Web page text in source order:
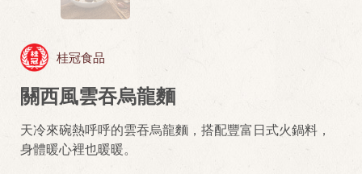
桂冠食品
關西風雲吞烏龍麵
天冷來碗熱呼呼的雲吞烏龍麵，搭配豐富日式火鍋料，
身體暖心裡也暖暖。